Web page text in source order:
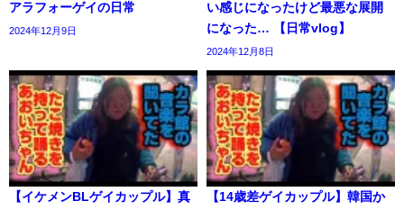
アラフォーゲイの日常
2024年12月9日
い感じになったけど最悪な展開
になった… 【日常vlog】
2024年12月8日
【イケメンBLゲイカップル】真
【14歳差ゲイカップル】韓国か